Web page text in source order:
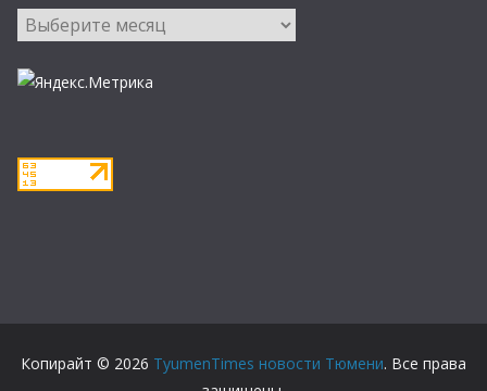
Архивы
Копирайт © 2026 TyumenTimes новости Тюмени. Все права